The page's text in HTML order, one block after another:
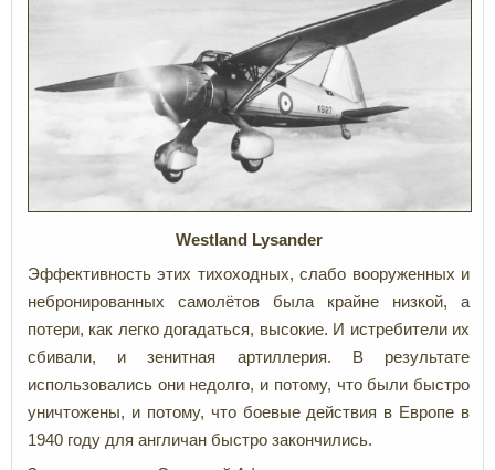
Westland Lysander
Эффективность этих тихоходных, слабо вооруженных и
небронированных самолётов была крайне низкой, а
потери, как легко догадаться, высокие. И истребители их
сбивали, и зенитная артиллерия. В результате
использовались они недолго, и потому, что были быстро
уничтожены, и потому, что боевые действия в Европе в
1940 году для англичан быстро закончились.